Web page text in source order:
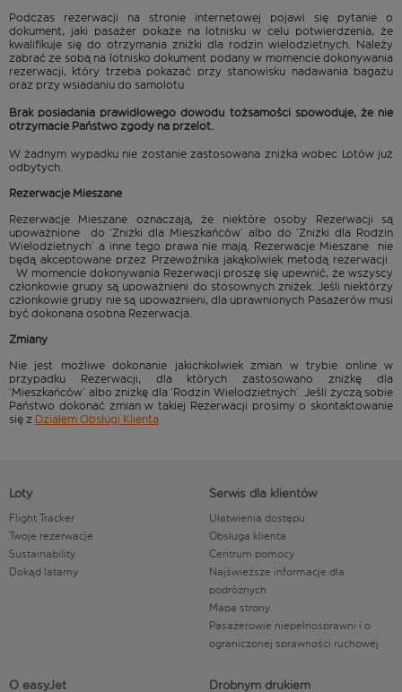
Podczas rezerwacji na stronie internetowej pojawi się pytanie o
dokument, jaki pasażer pokaże na lotnisku w celu potwierdzenia, że
kwalifikuje się do otrzymania zniżki dla rodzin wielodzietnych. Należy
zabrać ze sobą na lotnisko dokument podany w momencie dokonywania
rezerwacji, który trzeba pokazać przy stanowisku nadawania bagażu
oraz przy wsiadaniu do samolotu
Brak posiadania prawidłowego dowodu tożsamości spowoduje, że nie
otrzymacie Państwo zgody na przelot.
W żadnym wypadku nie zostanie zastosowana zniżka wobec Lotów już
odbytych.
Rezerwacje Mieszane
Rezerwacje Mieszane oznaczają, że niektóre osoby Rezerwacji są
upoważnione do ‘Zniżki dla Mieszkańców’ albo do ‘Zniżki dla Rodzin
Wielodzietnych’ a inne tego prawa nie mają. Rezerwacje Mieszane nie
będą akceptowane przez Przewoźnika jakąkolwiek metodą rezerwacji.
W momencie dokonywania Rezerwacji proszę się upewnić, że wszyscy
członkowie grupy są upoważnieni do stosownych zniżek. Jeśli niektórzy
członkowie grupy nie są upoważnieni, dla uprawnionych Pasażerów musi
być dokonana osobna Rezerwacja.
Zmiany
Nie jest możliwe dokonanie jakichkolwiek zmian w trybie online w
przypadku Rezerwacji, dla których zastosowano zniżkę dla
‘Mieszkańców’ albo zniżkę dla ‘Rodzin Wielodzietnych’. Jeśli życzą sobie
Państwo dokonać zmian w takiej Rezerwacji prosimy o skontaktowanie
się z Działem Obsługi Klienta
Loty
Flight Tracker
Twoje rezerwacje
Sustainability
Dokąd latamy
Serwis dla klientów
Ułatwienia dostępu
Obsługa klienta
Centrum pomocy
Najświeższe informacje dla
podróżnych
Mapa strony
Pasażerowie niepełnosprawni i o
ograniczonej sprawności ruchowej
O easyJet Drobnym drukiem